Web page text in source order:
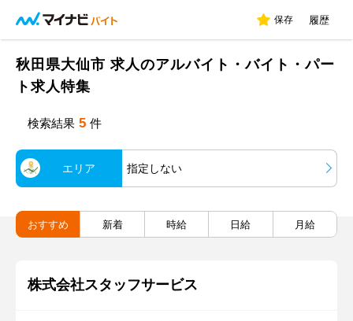
保存 履歴
秋田県大仙市 求人のアルバイト・バイト・パー
ト求人特集
検索結果 5 件
エリア 指定しない
おすすめ 新着 時給 日給 月給
株式会社スタッフサービス